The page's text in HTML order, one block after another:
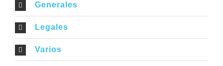
Generales
Legales
Varios